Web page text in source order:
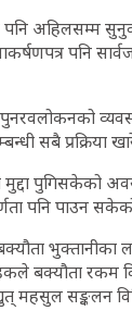
पनि अहिलसम्म
पनि
सबै प्रक्रिया
पुगिसकेको
पनि पाउन
भुक्तानीका
बक्यौता रकम
महसुल सङ्कलन